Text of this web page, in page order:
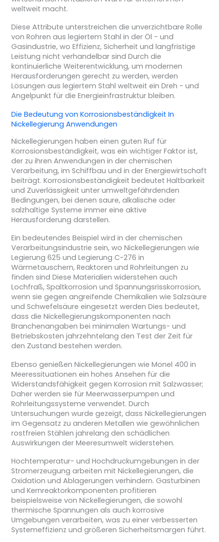
weltweit macht.
Diese Attribute unterstreichen die unverzichtbare Rolle
von Rohren aus legiertem Stahl in der Öl - und
Gasindustrie, wo Effizienz, Sicherheit und langfristige
Leistung nicht verhandelbar sind Durch die
kontinuierliche Weiterentwicklung, um modernen
Herausforderungen gerecht zu werden, werden
Lösungen aus legiertem Stahl weltweit ein Dreh - und
Angelpunkt für die Energieinfrastruktur bleiben.
Die Bedeutung von Korrosionsbeständigkeit In
Nickellegierung Anwendungen
Nickellegierungen haben einen guten Ruf für
Korrosionsbeständigkeit, was ein wichtiger Faktor ist,
der zu ihren Anwendungen in der chemischen
Verarbeitung, im Schiffbau und in der Energiewirtschaft
beiträgt. Korrosionsbeständigkeit bedeutet Haltbarkeit
und Zuverlässigkeit unter umweltgefährdenden
Bedingungen, bei denen saure, alkalische oder
salzhaltige Systeme immer eine aktive
Herausforderung darstellen.
Ein bedeutendes Beispiel wird in der chemischen
Verarbeitungsindustrie sein, wo Nickellegierungen wie
Legierung 625 und Legierung C-276 in
Wärmetauschern, Reaktoren und Rohrleitungen zu
finden sind Diese Materialien widerstehen auch
Lochfraß, Spaltkorrosion und Spannungsrisskorrosion,
wenn sie gegen angreifende Chemikalien wie Salzsäure
und Schwefelsäure eingesetzt werden Dies bedeutet,
dass die Nickellegierungskomponenten nach
Branchenangaben bei minimalen Wartungs- und
Betriebskosten jahrzehntelang den Test der Zeit für
den Zustand bestehen werden.
Ebenso genießen Nickellegierungen wie Monel 400 in
Meeressituationen ein hohes Ansehen für die
Widerstandsfähigkeit gegen Korrosion mit Salzwasser;
Daher werden sie für Meerwasserpumpen und
Rohrleitungssysteme verwendet. Durch
Untersuchungen wurde gezeigt, dass Nickellegierungen
im Gegensatz zu anderen Metallen wie gewöhnlichen
rostfreien Stählen jahrelang den schädlichen
Auswirkungen der Meeresumwelt widerstehen.
Hochtemperatur- und Hochdruckumgebungen in der
Stromerzeugung arbeiten mit Nickellegierungen, die
Oxidation und Ablagerungen verhindern. Gasturbinen
und Kernreaktorkomponenten profitieren
beispielsweise von Nickellegierungen, die sowohl
thermische Spannungen als auch korrosive
Umgebungen verarbeiten, was zu einer verbesserten
Systemeffizienz und größeren Sicherheitsmargen führt.